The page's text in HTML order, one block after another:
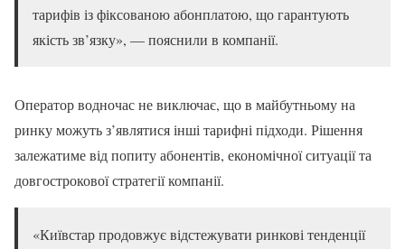
тарифів із фіксованою абонплатою, що гарантують
якість зв’язку», — пояснили в компанії.
Оператор водночас не виключає, що в майбутньому на
ринку можуть з’являтися інші тарифні підходи. Рішення
залежатиме від попиту абонентів, економічної ситуації та
довгострокової стратегії компанії.
«Київстар продовжує відстежувати ринкові тенденції